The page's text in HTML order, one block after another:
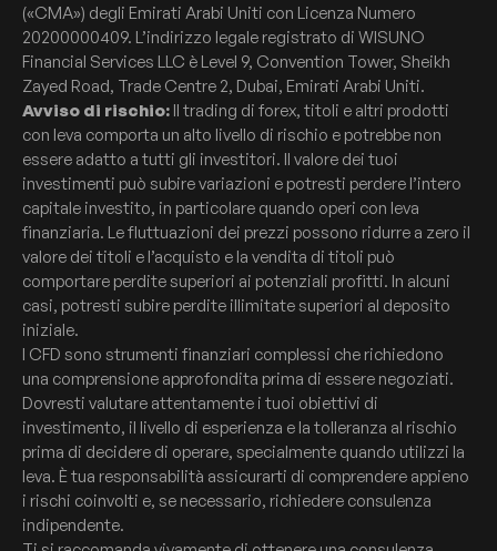
(«CMA») degli Emirati Arabi Uniti con Licenza Numero
20200000409. L’indirizzo legale registrato di WISUNO
Financial Services LLC è Level 9, Convention Tower, Sheikh
Zayed Road, Trade Centre 2, Dubai, Emirati Arabi Uniti.
Avviso di rischio: Il trading di forex, titoli e altri prodotti
con leva comporta un alto livello di rischio e potrebbe non
essere adatto a tutti gli investitori. Il valore dei tuoi
investimenti può subire variazioni e potresti perdere l’intero
capitale investito, in particolare quando operi con leva
finanziaria. Le fluttuazioni dei prezzi possono ridurre a zero il
valore dei titoli e l’acquisto e la vendita di titoli può
comportare perdite superiori ai potenziali profitti. In alcuni
casi, potresti subire perdite illimitate superiori al deposito
iniziale.
I CFD sono strumenti finanziari complessi che richiedono
una comprensione approfondita prima di essere negoziati.
Dovresti valutare attentamente i tuoi obiettivi di
investimento, il livello di esperienza e la tolleranza al rischio
prima di decidere di operare, specialmente quando utilizzi la
leva. È tua responsabilità assicurarti di comprendere appieno
i rischi coinvolti e, se necessario, richiedere consulenza
indipendente.